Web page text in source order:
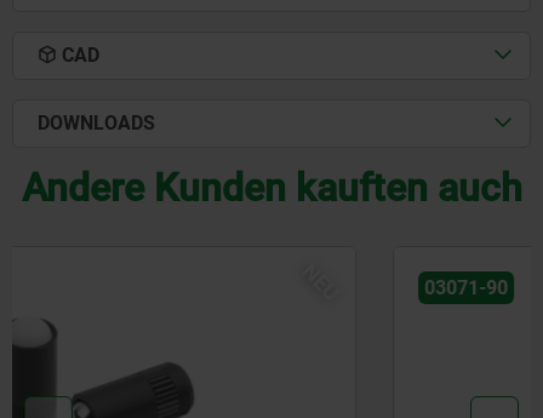
CAD
DOWNLOADS
Andere Kunden kauften auch
NEU